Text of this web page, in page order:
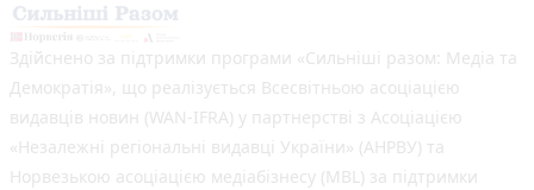
Здійснено за підтримки програми «Сильніші разом: Медіа та
Демократія», що реалізується Всесвітньою асоціацією
видавців новин (WAN-IFRA) у партнерстві з Асоціацією
«Незалежні регіональні видавці України» (АНРВУ) та
Норвезькою асоціацією медіабізнесу (MBL) за підтримки